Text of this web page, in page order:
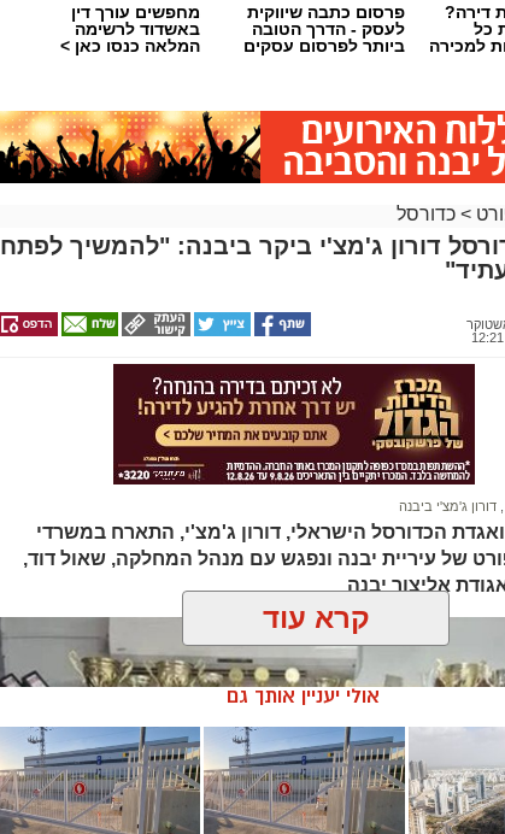
דירה?
כל
למכירה
פרסום כתבה שיווקית
לעסק - הדרך הטובה
ביותר לפרסום עסקים
מחפשים עורך דין
באשדוד לרשימה
המלאה כנסו כאן >
> כדורסל
דורון ג'מצ'י ביקר ביבנה: "להמשיך לפתח
דורון ג'מצ'י ביבנה
הכדורסל הישראלי, דורון ג'מצ'י, התארח במשרדי
של עיריית יבנה ונפגש עם מנהל המחלקה, שאול דוד,
אליצור יבנה
קרא עוד
אולי יעניין אותך גם